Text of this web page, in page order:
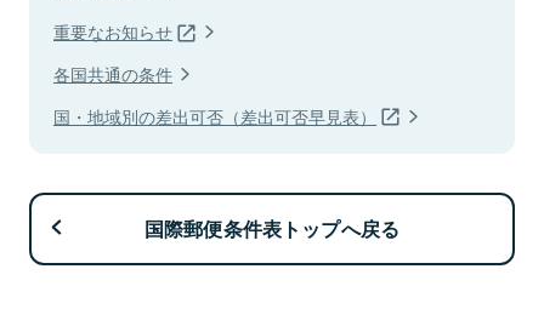
重要なお知らせ
各国共通の条件
国・地域別の差出可否（差出可否早見表）
国際郵便条件表トップへ戻る